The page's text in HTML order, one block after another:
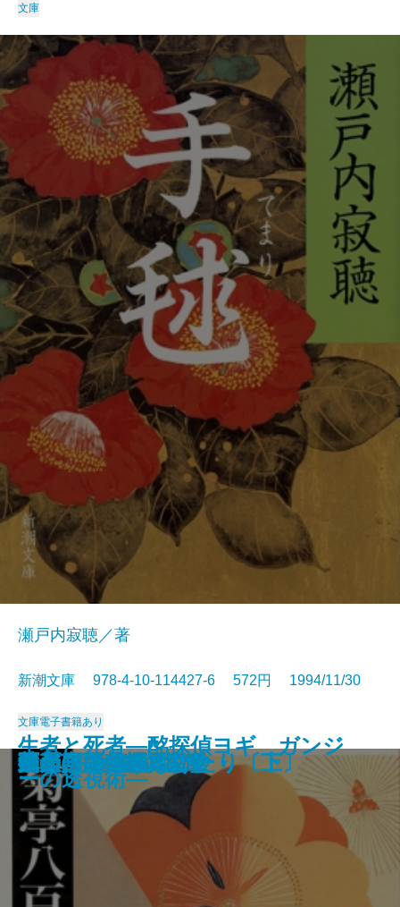
ポラーノの広場
カンガルー・ノート
豪華特急トワイライト殺人事件
ロートレック荘事件
道頓堀川
旧約聖書を知っていますか
銀座のカラス〔上〕
銀座のカラス〔下〕
返事はいらない
文庫
手毬
瀬戸内寂聴／著
新潮文庫 978-4-10-114427-6 572円 1994/11/30
文庫電子書籍あり
菊亭八百善の人びと
螢川・泥の河
ラビット病
泣き言はいわない
生者と死者―酩探偵ヨギ ガンジ
ーの透視術―
鏡の国のアリス
武士(おとこ)の紋章
凶刃 用心棒日月抄
死ぬことと見つけたり〔上〕
死ぬことと見つけたり〔下〕